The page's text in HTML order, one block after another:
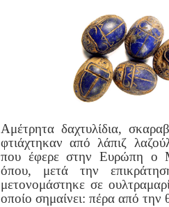
Αμέτρητα δαχτυλίδια,
φτιάχτηκαν από λάπιζ
που έφερε στην Ευρώπη ο
όπου, μετά την
μετονομάστηκε σε
οποίο σημαίνει: πέρα από την